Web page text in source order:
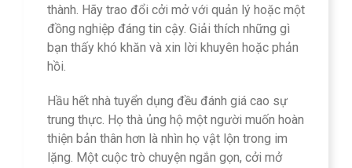
thành. Hãy trao đổi cởi mở với quản lý hoặc một
đồng nghiệp đáng tin cậy. Giải thích những gì
bạn thấy khó khăn và xin lời khuyên hoặc phản
hồi.
Hầu hết nhà tuyển dụng đều đánh giá cao sự
trung thực. Họ thà ủng hộ một người muốn hoàn
thiện bản thân hơn là nhìn họ vật lộn trong im
lặng. Một cuộc trò chuyện ngắn gọn, cởi mở